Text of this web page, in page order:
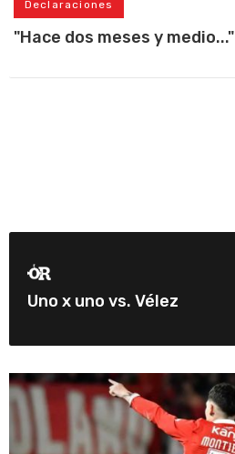
Declaraciones
"Hace dos meses y medio..."
Uno x uno vs. Vélez